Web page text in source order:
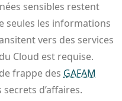
sensibles restent
seules les informations
vers des services
Cloud est requise.
frappe des GAFAM
d’affaires.